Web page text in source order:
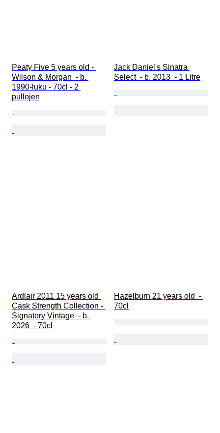
Peaty Five 5 years old -
Wilson & Morgan  - b.
1990-luku - 70cl - 2
pullojen
Jack Daniel's Sinatra
Select  - b. 2013  - 1 Litre
Ardlair 2011 15 years old
Cask Strength Collection -
Signatory Vintage  - b.
2026  - 70cl
Hazelburn 21 years old  -
70cl